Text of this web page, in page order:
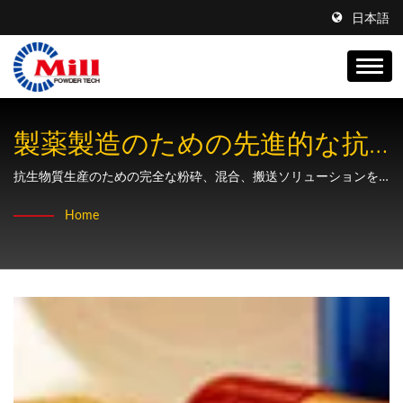
日本語
製薬製造のための先進的な抗
生物質処理装置
抗生物質生産のための完全な粉砕、混合、搬送ソリューションを
Home